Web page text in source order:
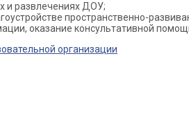
и развлечениях ДОУ;
пространственно-
оказание консультативной
организации